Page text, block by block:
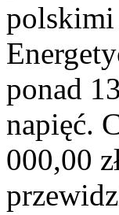
polskimi
ponad
napięć.
000,00